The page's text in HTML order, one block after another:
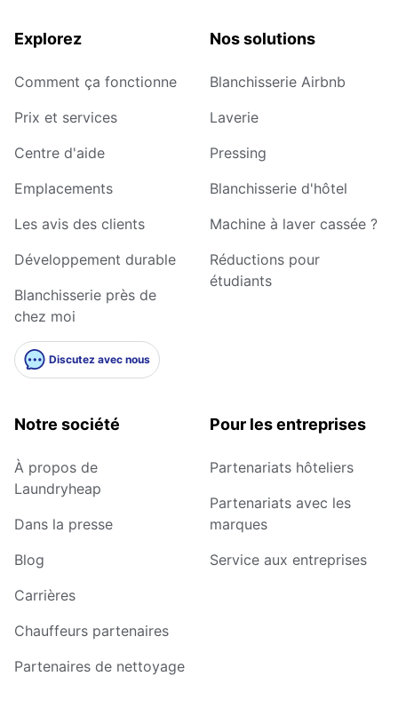
Explorez
Comment ça fonctionne
Prix et services
Centre d'aide
Emplacements
Les avis des clients
Développement durable
Blanchisserie près de
chez moi
Discutez avec nous
Nos solutions
Blanchisserie Airbnb
Laverie
Pressing
Blanchisserie d'hôtel
Machine à laver cassée ?
Réductions pour
étudiants
Notre société
À propos de
Laundryheap
Dans la presse
Blog
Carrières
Chauffeurs partenaires
Partenaires de nettoyage
Pour les entreprises
Partenariats hôteliers
Partenariats avec les
marques
Service aux entreprises